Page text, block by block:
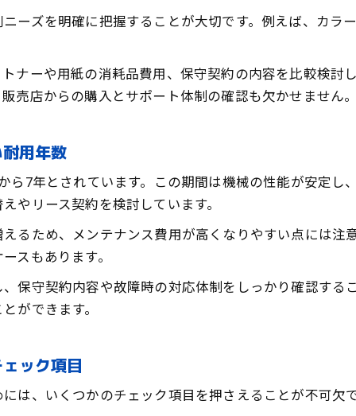
ーズを明確に把握することが大切です。例えば、カラ
ナーや用紙の消耗品費用、保守契約の内容を比較検討
売店からの購入とサポート体制の確認も欠かせません
用年数
ら7年とされています。この期間は機械の性能が安定し
やリース契約を検討しています。
るため、メンテナンス費用が高くなりやすい点には注
スもあります。
保守契約内容や故障時の対応体制をしっかり確認する
ができます。
ック項目
は、いくつかのチェック項目を押さえることが不可欠